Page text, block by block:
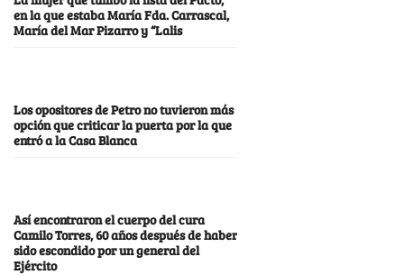
en la que estaba María Fda. Carrascal,
María del Mar Pizarro y “Lalis
Los opositores de Petro no tuvieron más
opción que criticar la puerta por la que
entró a la Casa Blanca
Así encontraron el cuerpo del cura
Camilo Torres, 60 años después de haber
sido escondido por un general del
Ejército